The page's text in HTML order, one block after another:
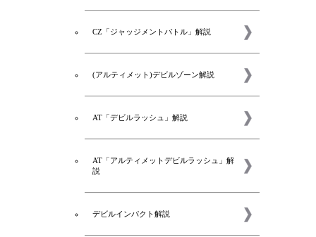
CZ「ジャッジメントバトル」解説
(アルティメット)デビルゾーン解説
AT「デビルラッシュ」解説
AT「アルティメットデビルラッシュ」解
説
デビルインパクト解説